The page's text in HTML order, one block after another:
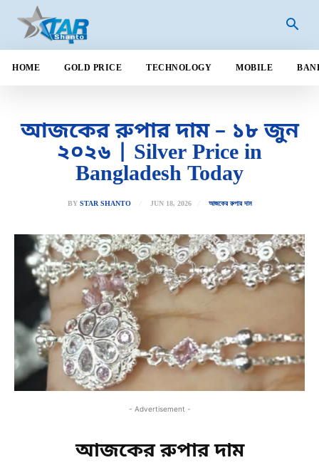
HOME GOLD PRICE TECHNOLOGY MOBILE
আজকের রুপার দাম – ১৮ জুন
২০২৬ | Silver Price in
Bangladesh Today
BY STAR SHANTO JUN 18, 2026 আজকের রুপার দাম
- Advertisement -
আজকের রুপার দাম